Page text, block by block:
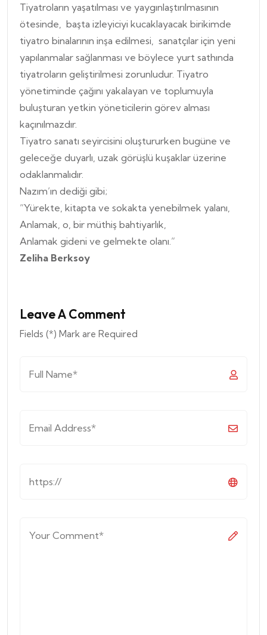
Tiyatroların yaşatılması ve yaygınlaştırılmasının
ötesinde, başta izleyiciyi kucaklayacak birikimde
tiyatro binalarının inşa edilmesi, sanatçılar için yeni
yapılanmalar sağlanması ve böylece yurt sathında
tiyatroların geliştirilmesi zorunludur. Tiyatro
yönetiminde çağını yakalayan ve toplumuyla
buluşturan yetkin yöneticilerin görev alması
kaçınılmazdır.
Tiyatro sanatı seyircisini oluştururken bugüne ve
geleceğe duyarlı, uzak görüşlü kuşaklar üzerine
odaklanmalıdır.
Nazım’ın dediği gibi;
“Yürekte, kitapta ve sokakta yenebilmek yalanı,
Anlamak, o, bir müthiş bahtiyarlık,
Anlamak gideni ve gelmekte olanı.”
Zeliha Berksoy
Leave A Comment
Fields (*) Mark are Required